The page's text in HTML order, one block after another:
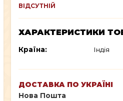
ВІДСУТНІЙ
ХАРАКТЕРИСТИКИ
Країна: Індія
ДОСТАВКА ПО УКРАЇНІ
Нова Пошта